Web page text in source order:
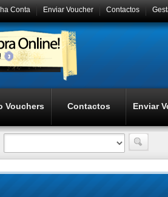
Contactos
Enviar Voucher
Conta
Vouchers Contactos Enviar